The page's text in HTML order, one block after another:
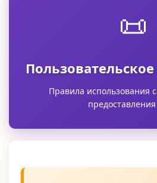
📜
Правила использования
предоставления